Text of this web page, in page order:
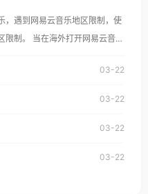
，出现地区及版权限制问题，且
题的朋友们，
、澳大利亚、欧洲等国家和地区
，遇到网易云音乐地区限制，使
开网易云音
区播放。 遇到这个问题
区版权限制」的问题，无论人在
03-22
03-22
03-22
03-22